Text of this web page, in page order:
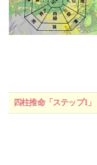
四柱推命「ステップ1